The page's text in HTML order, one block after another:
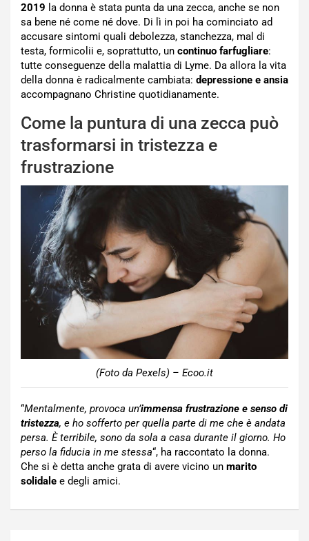
2019 la donna è stata punta da una zecca, anche se non
sa bene né come né dove. Di lì in poi ha cominciato ad
accusare sintomi quali debolezza, stanchezza, mal di
testa, formicolii e, soprattutto, un continuo farfugliare:
tutte conseguenze della malattia di Lyme. Da allora la vita
della donna è radicalmente cambiata: depressione e ansia
accompagnano Christine quotidianamente.
Come la puntura di una zecca può
trasformarsi in tristezza e
frustrazione
(Foto da Pexels) – Ecoo.it
“Mentalmente, provoca un’immensa frustrazione e senso di
tristezza, e ho sofferto per quella parte di me che è andata
persa. È terribile, sono da sola a casa durante il giorno. Ho
perso la fiducia in me stessa“, ha raccontato la donna.
Che si è detta anche grata di avere vicino un marito
solidale e degli amici.